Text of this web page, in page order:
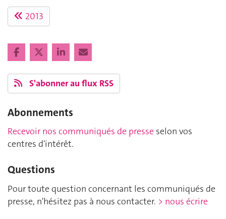
2013
S'abonner au flux RSS
Abonnements
Recevoir nos communiqués de presse selon vos
centres d'intérêt.
Questions
Pour toute question concernant les communiqués de
presse, n'hésitez pas à nous contacter. > nous écrire